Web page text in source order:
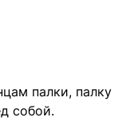
палки, палку
собой.